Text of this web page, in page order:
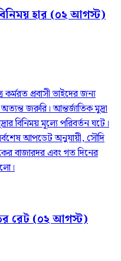
হার (০২ আগস্ট)
কর্মরত প্রবাসী ভাইদের জন্য
জরুরি। আন্তর্জাতিক মুদ্রা
বিনিময় মূল্যে পরিবর্তন ঘটে।
আপডেট অনুযায়ী, সৌদি
বাজারদর এবং গত দিনের
রেট (০২ আগস্ট)